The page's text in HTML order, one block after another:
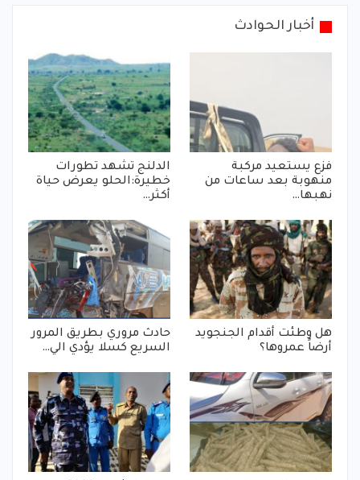
أخبار الحوادث
فزع يستعيد مركبة
منهوبة بعد ساعات من
نهبها…
الدلنج تشهد تطورات
خطيرة:الحلو يعرض حياة
أكثر…
هل وطئت أقدام الجنجويد
أرضاً عمروها؟
حادث مروري بطريق المرور
السريع كسلا يؤدي الي…